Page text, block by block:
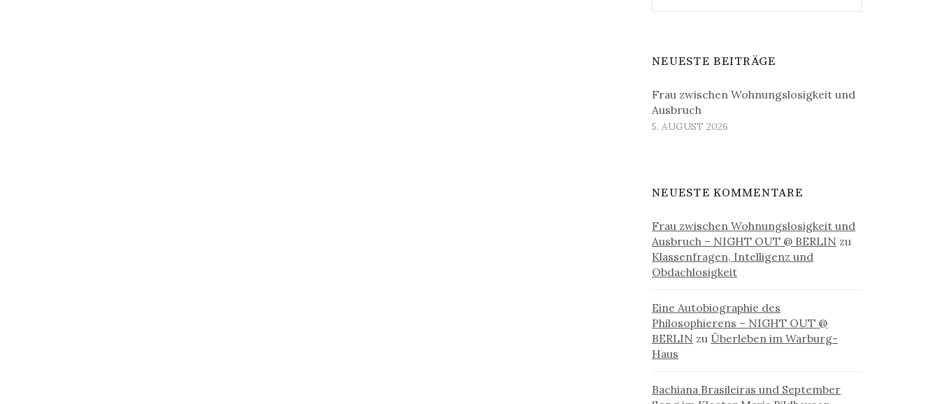
NEUESTE BEITRÄGE
Frau zwischen Wohnungslosigkeit und
Ausbruch
5. AUGUST 2026
NEUESTE KOMMENTARE
Frau zwischen Wohnungslosigkeit und
Ausbruch – NIGHT OUT @ BERLIN zu
Klassenfragen, Intelligenz und
Obdachlosigkeit
Eine Autobiographie des
Philosophierens – NIGHT OUT @
BERLIN zu Überleben im Warburg-
Haus
Bachiana Brasileiras und September